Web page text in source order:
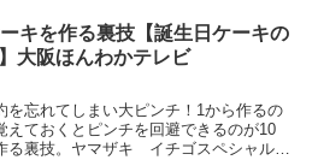
キを作る裏技【誕生日ケーキの
大阪ほんわかテレビ
を忘れてしまい大ピンチ！1から作るの
えておくとピンチを回避できるのが10
る裏技。ヤマザキ イチゴスペシャル大